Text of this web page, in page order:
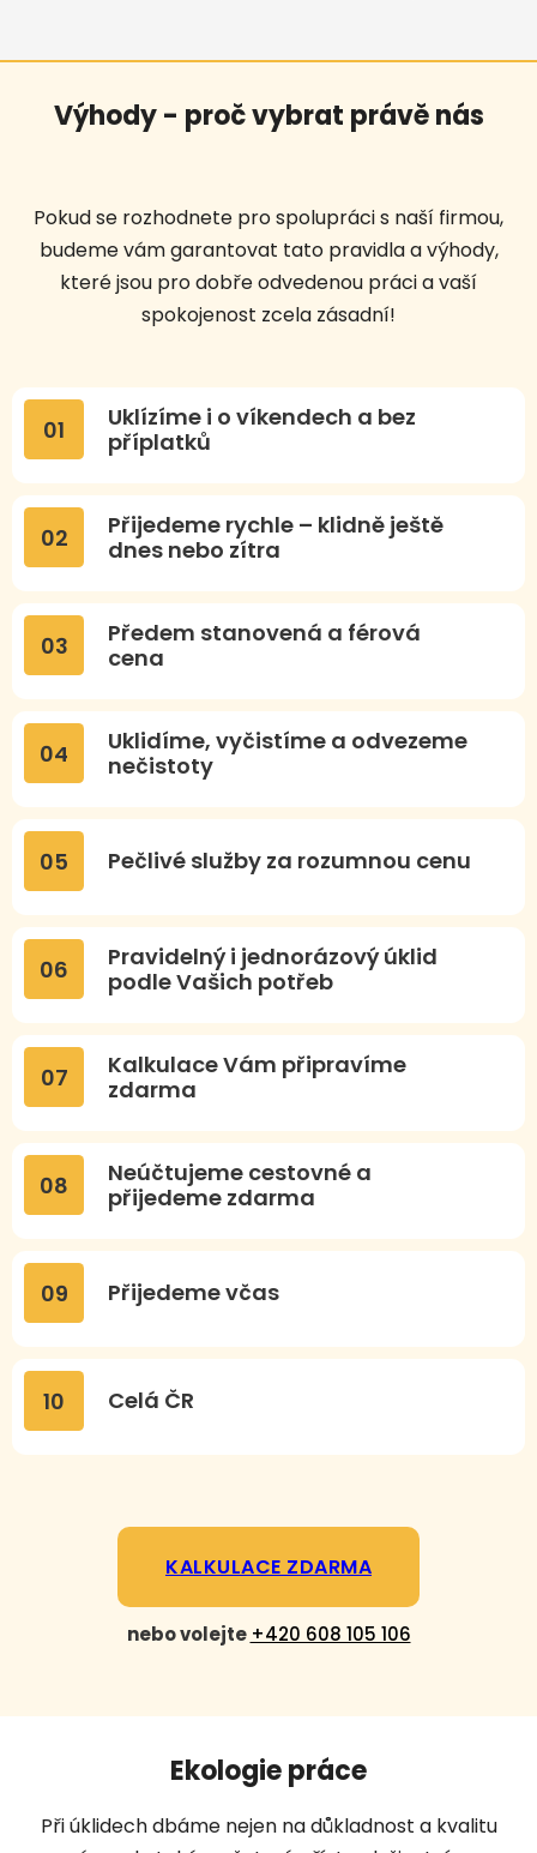
Výhody - proč vybrat právě nás
Pokud se rozhodnete pro spolupráci s naší firmou,
budeme vám garantovat tato pravidla a výhody,
které jsou pro dobře odvedenou práci a vaší
spokojenost zcela zásadní!
01
Uklízíme i o víkendech a bez
příplatků
02
Přijedeme rychle – klidně ještě
dnes nebo zítra
03
Předem stanovená a férová
cena
04
Uklidíme, vyčistíme a odvezeme
nečistoty
05 Pečlivé služby za rozumnou cenu
06
Pravidelný i jednorázový úklid
podle Vašich potřeb
07
Kalkulace Vám připravíme
zdarma
08
Neúčtujeme cestovné a
přijedeme zdarma
09 Přijedeme včas
10 Celá ČR
KALKULACE ZDARMA
nebo volejte +420 608 105 106
Ekologie práce
Při úklidech dbáme nejen na důkladnost a kvalitu